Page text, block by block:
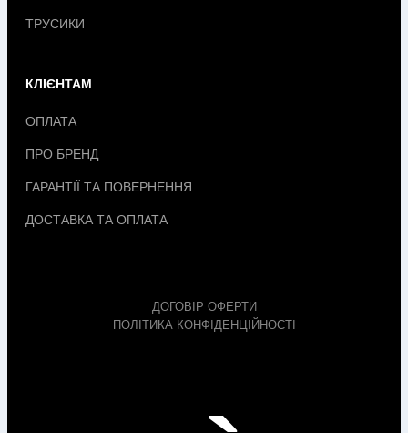
ТРУСИКИ
КЛІЄНТАМ
ОПЛАТА
ПРО БРЕНД
ГАРАНТІЇ ТА ПОВЕРНЕННЯ
ДОСТАВКА ТА ОПЛАТА
ДОГОВІР ОФЕРТИ
ПОЛІТИКА КОНФІДЕНЦІЙНОСТІ